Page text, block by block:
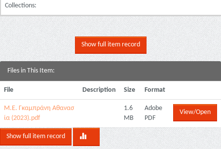
Collections:
Show full item record
Files in This Item:
File Description Size Format
Μ.Ε. Γκαμπράνη Αθανασ
ία (2023).pdf
1.6
MB
Adobe
PDF
View/Open
Show full item record